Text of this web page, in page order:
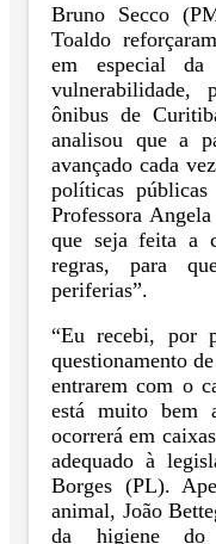
Bruno Secco
Toaldo
em especial da
vulnerabilidade,
ônibus de
analisou que a
avançado cada
políticas públicas
Professora
que seja feita a
regras, para
periferias”.
“Eu recebi, por
questionamento
entrarem com o
está muito bem
ocorrerá em
adequado à
Borges (PL).
animal, João
da higiene